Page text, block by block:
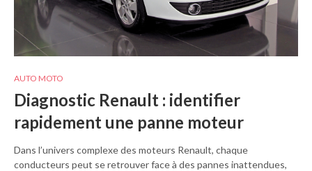
AUTO MOTO
Diagnostic Renault : identifier
rapidement une panne moteur
Dans l’univers complexe des moteurs Renault, chaque
conducteurs peut se retrouver face à des pannes inattendues,